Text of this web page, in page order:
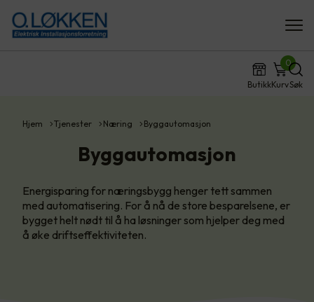
ButikkKurv
0
Søk
Hjem Tjenester Næring Byggautomasjon
Byggautomasjon
Energisparing for næringsbygg henger tett sammen
med automatisering. For å nå de store besparelsene, er
bygget helt nødt til å ha løsninger som hjelper deg med
å øke driftseffektiviteten.